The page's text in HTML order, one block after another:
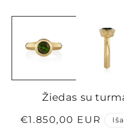
mediją
Žiedas su
Įprasta
€1.850,00 EUR